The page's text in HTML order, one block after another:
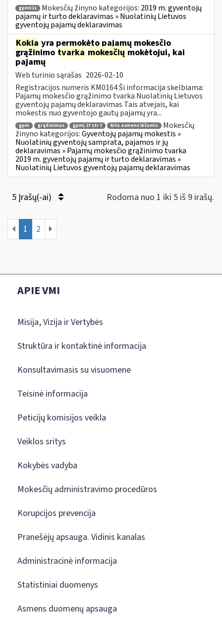
gpm311 Mokesčių žinyno kategorijos: 2019 m. gyventojų
pajamų ir turto deklaravimas » Nuolatinių Lietuvos
gyventojų pajamų deklaravimas
Kokia yra permokėto pajamų mokesčio
grąžinimo tvarka mokesčių mokėtojui, kai
pajamų
Web turinio sąrašas 2026-02-10
Registracijos numeris KM0164 Ši informacija skelbiama:
Pajamų mokesčio grąžinimo tvarka Nuolatinių Lietuvos
gyventojų pajamų deklaravimas Tais atvejais, kai
mokestis nuo gyventojo gautų pajamų yra...
gpm grąžinimas gpmį 27 str 7 kito asmens lėšomis
Mokesčių
žinyno kategorijos:Gyventojų pajamų mokestis »
Nuolatinių gyventojų samprata, pajamos ir jų
deklaravimas » Pajamų mokesčio grąžinimo tvarka
2019 m. gyventojų pajamų ir turto deklaravimas »
Nuolatinių Lietuvos gyventojų pajamų deklaravimas
5 Įrašų(-ai) Rodoma nuo 1 iki 5 iš 9 irašų.
1 2
APIE VMI
Misija, Vizija ir Vertybės
Struktūra ir kontaktinė informacija
Konsultavimasis su visuomene
Teisinė informacija
Peticijų komisijos veikla
Veiklos sritys
Kokybės vadyba
Mokesčių administravimo procedūros
Korupcijos prevencija
Pranešėjų apsauga. Vidinis kanalas
Administracinė informacija
Statistiniai duomenys
Asmens duomenų apsauga